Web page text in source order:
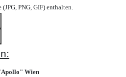
PNG, GIF) enthalten.
Wien